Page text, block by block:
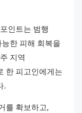
인트는 범행
한 피해 회복을
지역
한 피고인에게는
.
를 확보하고,